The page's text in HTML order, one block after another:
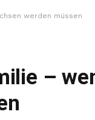
werden müssen
–